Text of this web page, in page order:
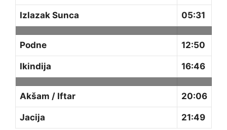
Izlazak Sunca 05:31
Podne 12:50
Ikindija 16:46
Akšam / Iftar 20:06
Jacija 21:49